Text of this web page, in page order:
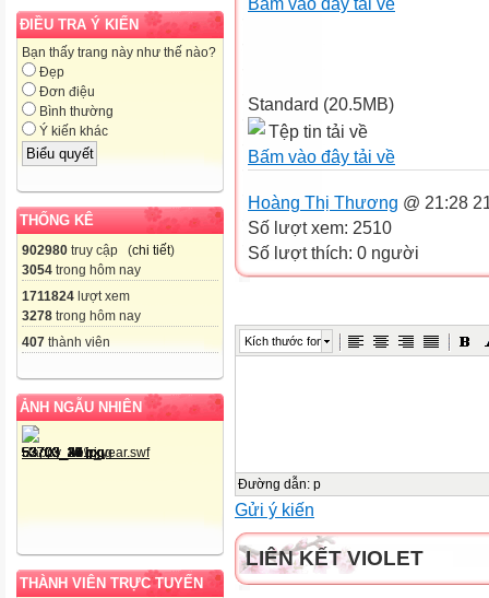
ĐIỀU TRA Ý KIẾN
Bạn thấy trang này như thế nào?
Đẹp
Đơn điệu
Bình thường
Ý kiến khác
THỐNG KÊ
902980 truy cập (chi tiết)
3054 trong hôm nay
1711824 lượt xem
3278 trong hôm nay
407 thành viên
ẢNH NGẪU NHIÊN
THÀNH VIÊN TRỰC TUYẾN
Bấm vào đây tải về
Standard (20.5MB)
Tệp tin tải về
Bấm vào đây tải về
Hoàng Thị Thương @ 21:28
Số lượt xem: 2510
Số lượt thích: 0 người
Kích thước font
Đường dẫn: p
Gửi ý kiến
LIÊN KẾT VIOLET